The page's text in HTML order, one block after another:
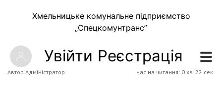
Хмельницьке комунальне підприємство
„Спецкомунтранс”
Увійти Реєстрація
Автор Адміністратор Час на читання: 0 хв. 22 сек.